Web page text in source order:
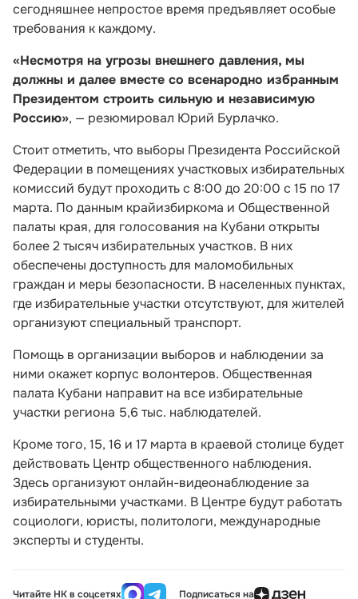
сегодняшнее непростое время предъявляет особые
требования к каждому.
«Несмотря на угрозы внешнего давления, мы
должны и далее вместе со всенародно избранным
Президентом строить сильную и независимую
Россию», — резюмировал Юрий Бурлачко.
Стоит отметить, что выборы Президента Российской
Федерации в помещениях участковых избирательных
комиссий будут проходить с 8:00 до 20:00 с 15 по 17
марта. По данным крайизбиркома и Общественной
палаты края, для голосования на Кубани открыты
более 2 тысяч избирательных участков. В них
обеспечены доступность для маломобильных
граждан и меры безопасности. В населенных пунктах,
где избирательные участки отсутствуют, для жителей
организуют специальный транспорт.
Помощь в организации выборов и наблюдении за
ними окажет корпус волонтеров. Общественная
палата Кубани направит на все избирательные
участки региона 5,6 тыс. наблюдателей.
Кроме того, 15, 16 и 17 марта в краевой столице будет
действовать Центр общественного наблюдения.
Здесь организуют онлайн-видеонаблюдение за
избирательными участками. В Центре будут работать
социологи, юристы, политологи, международные
эксперты и студенты.
Читайте НК в соцсетях Подписаться на